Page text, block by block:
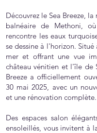
Découvrez le Sea Breeze,
balnéaire de Methoni,
rencontre les eaux
se dessine à l'horizon. Situé
mer et offrant une vue
château vénitien et l'île de
Breeze a officiellement
30 mai 2025, avec un
et une rénovation complète.
Des espaces salon
ensoleillés, vous invitent à